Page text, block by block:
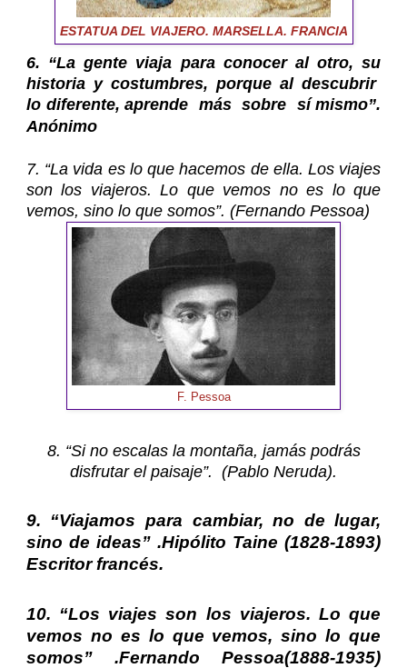
ESTATUA DEL VIAJERO. MARSELLA. FRANCIA
6. “La gente viaja para conocer al otro, su
historia y costumbres, porque al descubrir
lo diferente, aprende más sobre sí mismo”.
Anónimo
7. “La vida es lo que hacemos de ella. Los viajes
son los viajeros. Lo que vemos no es lo que
vemos, sino lo que somos”. (Fernando Pessoa)
F. Pessoa
8. “Si no escalas la montaña, jamás podrás
disfrutar el paisaje”. (Pablo Neruda).
9. “Viajamos para cambiar, no de lugar,
sino de ideas” .Hipólito Taine (1828-1893)
Escritor francés.
10. “Los viajes son los viajeros. Lo que
vemos no es lo que vemos, sino lo que
somos” .Fernando Pessoa(1888-1935)